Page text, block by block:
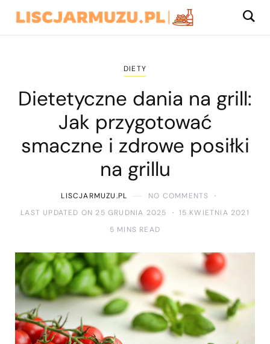
DIETY
Dietetyczne dania na grill:
Jak przygotować
smaczne i zdrowe posiłki
na grillu
LISCJARMUZU.PL
NO COMMENTS
LAST UPDATED ON 25 GRUDNIA 2025
15 KWIETNIA 2021
5 MINS READ